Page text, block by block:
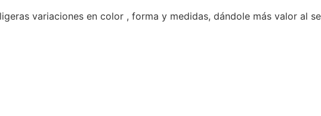
variaciones en color , forma y medidas, dándole más valor al